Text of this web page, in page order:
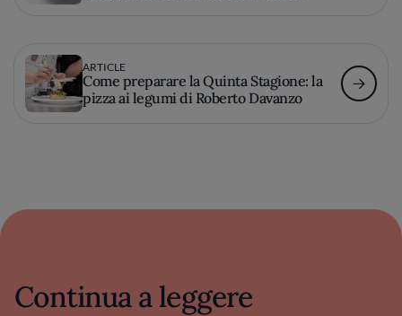
ARTICLE
Come preparare la Quinta Stagione: la
pizza ai legumi di Roberto Davanzo
Continua a leggere